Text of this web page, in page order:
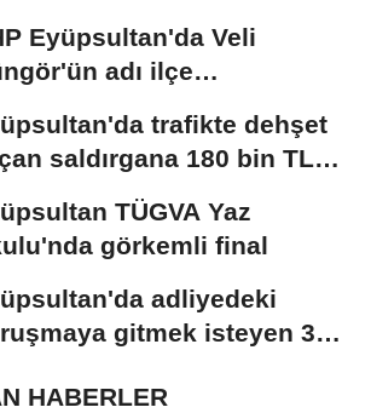
Eyüpsultan'da Veli
adı ilçe
trafikte dehşet
saldırgana 180 bin TL
TÜGVA Yaz
görkemli final
adliyedeki
gitmek isteyen 3
HABERLER